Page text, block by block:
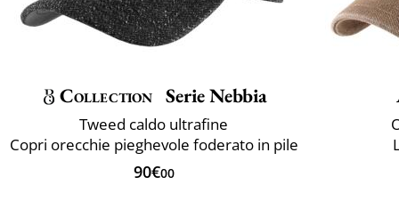
Collection Serie Nebbia
Tweed caldo ultrafine
Copri orecchie pieghevole foderato in pile
90€00